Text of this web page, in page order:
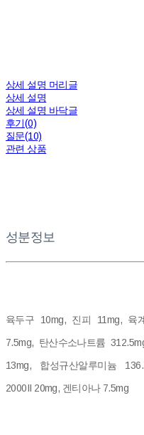
상세 설명 머리글
상세 설명
상세 설명 바닥글
후기(0)
질문(10)
관련 상품
성분정보
육두구 10mg, 진피 11mg,
7.5mg, 탄산수소나트륨
13mg, 합성규산알루미늄
2000II 20mg, 겐티아나 7.5mg